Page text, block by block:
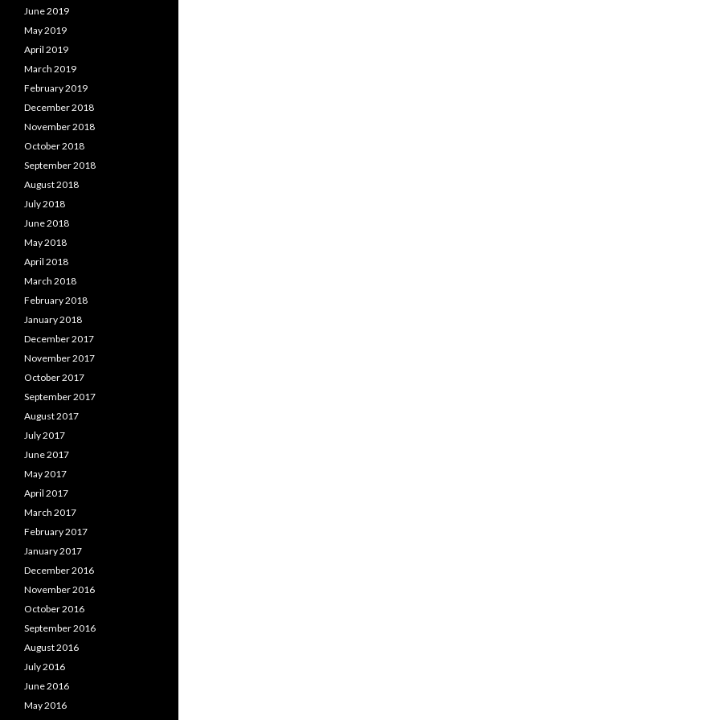
June 2019
May 2019
April 2019
March 2019
February 2019
December 2018
November 2018
October 2018
September 2018
August 2018
July 2018
June 2018
May 2018
April 2018
March 2018
February 2018
January 2018
December 2017
November 2017
October 2017
September 2017
August 2017
July 2017
June 2017
May 2017
April 2017
March 2017
February 2017
January 2017
December 2016
November 2016
October 2016
September 2016
August 2016
July 2016
June 2016
May 2016